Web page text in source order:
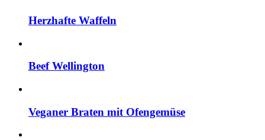
Herzhafte Waffeln
Beef Wellington
Veganer Braten mit Ofengemüse